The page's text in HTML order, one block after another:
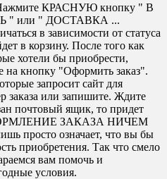
Нажмите КРАСНУЮ кнопку " В
" или " ДОСТАВКА ...
в зависимости от статуса
в корзину. После того как
хотели бы приобрести,
на кнопку "Оформить заказ".
запросит сайт для
заказа или запишите. Ждите
почтовый ящик, то придет
ЗАКАЗА НИЧЕМ
просто означает, что вы бы
приобретения. Так что смело
вам помочь и
условия.